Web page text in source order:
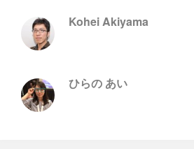
Kohei Akiyama
ひらの あい